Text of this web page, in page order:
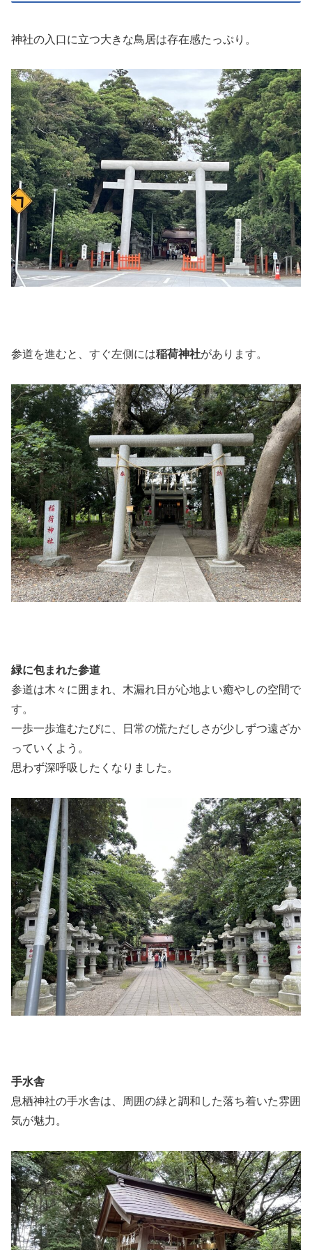
神社の入口に立つ大きな鳥居は存在感たっぷり。
参道を進むと、すぐ左側には稲荷神社があります。
緑に包まれた参道
参道は木々に囲まれ、木漏れ日が心地よい癒やしの空間で
す。
一歩一歩進むたびに、日常の慌ただしさが少しずつ遠ざか
っていくよう。
思わず深呼吸したくなりました。
手水舎
息栖神社の手水舎は、周囲の緑と調和した落ち着いた雰囲
気が魅力。